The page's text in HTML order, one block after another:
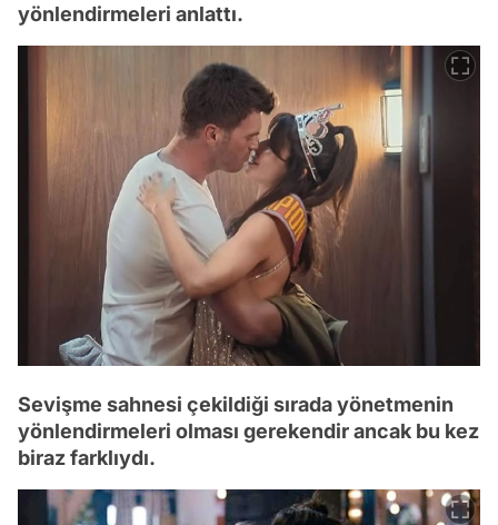
yönlendirmeleri anlattı.
Sevişme sahnesi çekildiği sırada yönetmenin
yönlendirmeleri olması gerekendir ancak bu kez
biraz farklıydı.